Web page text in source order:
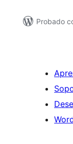
Probado